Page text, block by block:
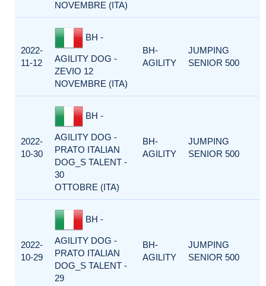
NOVEMBRE (ITA)
2022-
11-12
BH -
AGILITY DOG -
ZEVIO 12
NOVEMBRE (ITA)
BH-
AGILITY
JUMPING
SENIOR 500
2022-
10-30
BH -
AGILITY DOG -
PRATO ITALIAN
DOG_S TALENT -
30
OTTOBRE (ITA)
BH-
AGILITY
JUMPING
SENIOR 500
2022-
10-29
BH -
AGILITY DOG -
PRATO ITALIAN
DOG_S TALENT -
29
BH-
AGILITY
JUMPING
SENIOR 500